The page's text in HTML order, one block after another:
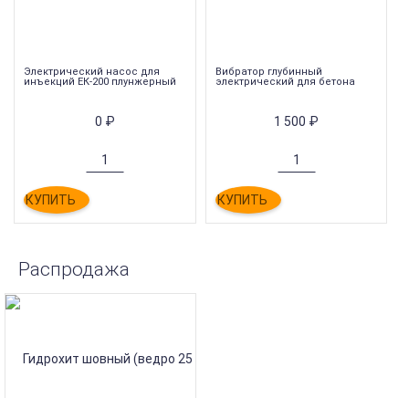
Электрический насос для
инъекций ЕК-200 плунжерный
0 ₽
КУПИТЬ
Вибратор глубинный
электрический для бетона
1 500 ₽
КУПИТЬ
Распродажа